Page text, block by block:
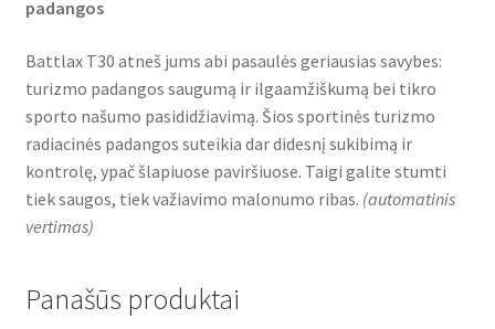
padangos
Battlax T30 atneš jums abi pasaulės geriausias savybes:
turizmo padangos saugumą ir ilgaamžiškumą bei tikro
sporto našumo pasididžiavimą. Šios sportinės turizmo
radiacinės padangos suteikia dar didesnį sukibimą ir
kontrolę, ypač šlapiuose paviršiuose. Taigi galite stumti
tiek saugos, tiek važiavimo malonumo ribas. (automatinis
vertimas)
Panašūs produktai